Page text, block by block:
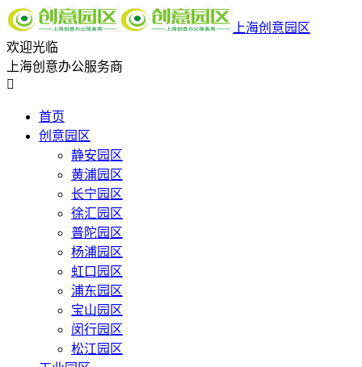
上海创意园区
欢迎光临
上海创意办公服务商

首页
创意园区
静安园区
黄浦园区
长宁园区
徐汇园区
普陀园区
杨浦园区
虹口园区
浦东园区
宝山园区
闵行园区
松江园区